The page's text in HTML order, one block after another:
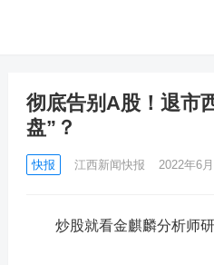
彻底告别A股！退市
盘”？
快报 江西新闻快报 2022年6
炒股就看金麒麟分析师研